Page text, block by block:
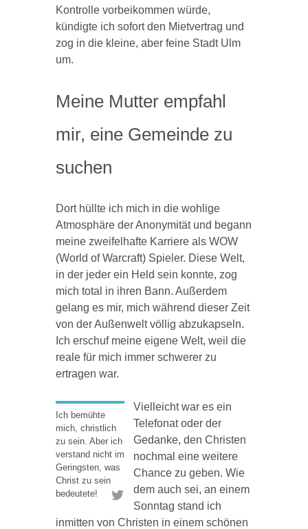
Kontrolle vorbeikommen würde,
kündigte ich sofort den Mietvertrag und
zog in die kleine, aber feine Stadt Ulm
um.
Meine Mutter empfahl
mir, eine Gemeinde zu
suchen
Dort hüllte ich mich in die wohlige
Atmosphäre der Anonymität und begann
meine zweifelhafte Karriere als WOW
(World of Warcraft) Spieler. Diese Welt,
in der jeder ein Held sein konnte, zog
mich total in ihren Bann. Außerdem
gelang es mir, mich während dieser Zeit
von der Außenwelt völlig abzukapseln.
Ich erschuf meine eigene Welt, weil die
reale für mich immer schwerer zu
ertragen war.
Ich bemühte
mich, christlich
zu sein. Aber ich
verstand nicht im
Geringsten, was
Christ zu sein
bedeutete!
Vielleicht war es ein
Telefonat oder der
Gedanke, den Christen
nochmal eine weitere
Chance zu geben. Wie
dem auch sei, an einem
Sonntag stand ich
inmitten von Christen in einem schönen